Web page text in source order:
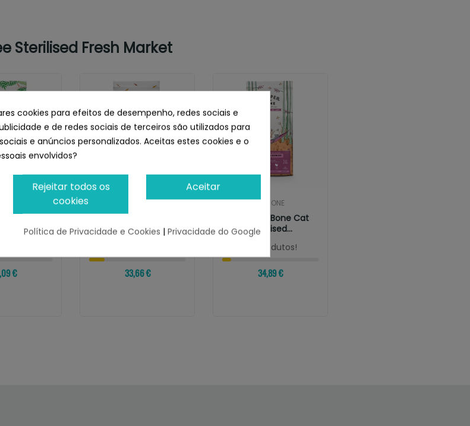
Sterilised Fresh Market
Farm
€
HARPER AND BONE
Sterilised Ocean
33,66 €
HARPER AND BONE
Harper And Bone Cat
Senior Sterilised
Flavours Farm
¡Últimas produtos!
34,89 €
cookies para efeitos de desempenho, redes sociais e
e de redes sociais de terceiros são utilizados para
e anúncios personalizados. Aceitas estes cookies e o
envolvidos?
Aceitar
Rejeitar todos os
cookies
Política de Privacidade e Cookies | Privacidade do Google